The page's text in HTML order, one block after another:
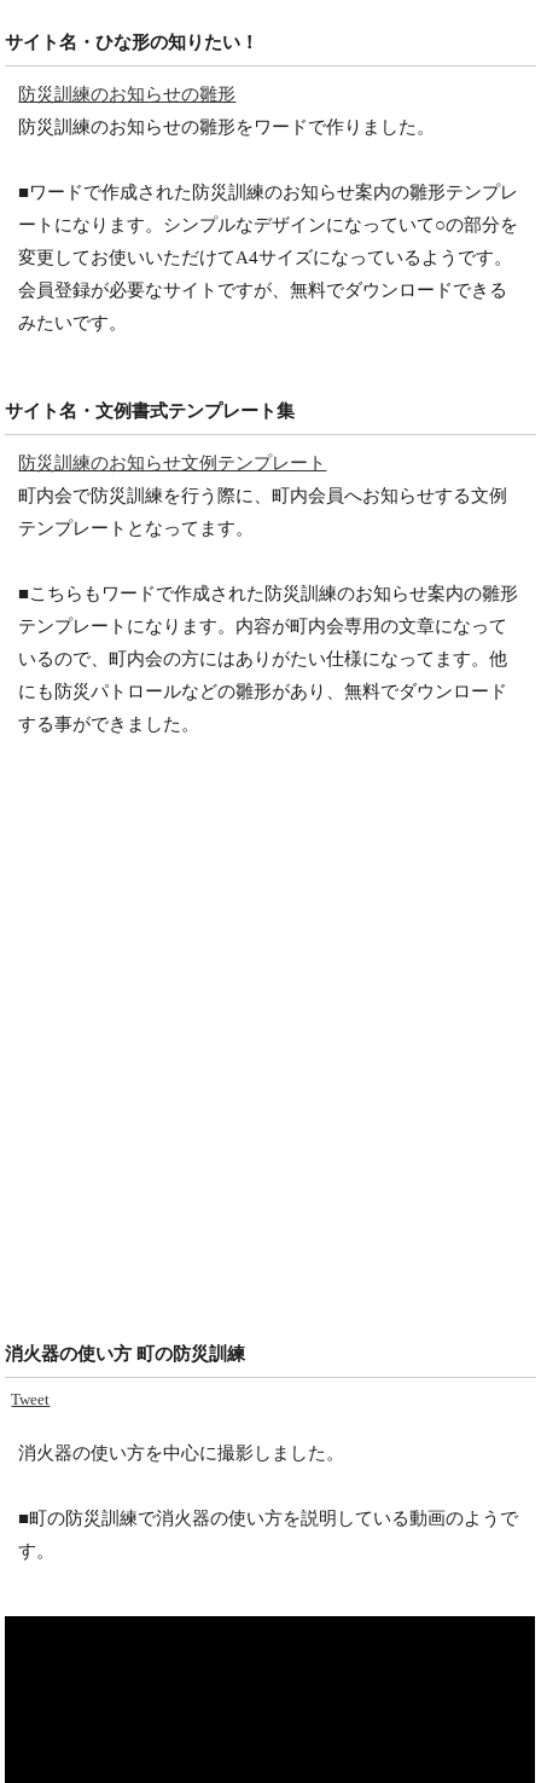
サイト名・ひな形の知りたい！
防災訓練のお知らせの雛形
防災訓練のお知らせの雛形をワードで作りました。
■ワードで作成された防災訓練のお知らせ案内の雛形テンプレ
ートになります。シンプルなデザインになっていて○の部分を
変更してお使いいただけてA4サイズになっているようです。
会員登録が必要なサイトですが、無料でダウンロードできる
みたいです。
サイト名・文例書式テンプレート集
防災訓練のお知らせ文例テンプレート
町内会で防災訓練を行う際に、町内会員へお知らせする文例
テンプレートとなってます。
■こちらもワードで作成された防災訓練のお知らせ案内の雛形
テンプレートになります。内容が町内会専用の文章になって
いるので、町内会の方にはありがたい仕様になってます。他
にも防災パトロールなどの雛形があり、無料でダウンロード
する事ができました。
消火器の使い方 町の防災訓練
Tweet
消火器の使い方を中心に撮影しました。
■町の防災訓練で消火器の使い方を説明している動画のようで
す。